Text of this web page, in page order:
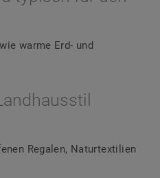
warme Erd- und
Regalen, Naturtextilien